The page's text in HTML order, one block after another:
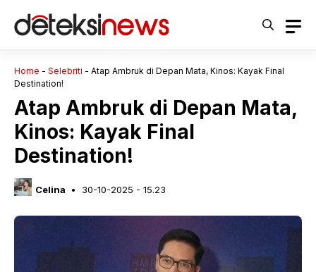
Home - Selebriti - Atap Ambruk di Depan Mata, Kinos: Kayak Final
Destination!
Atap Ambruk di Depan Mata,
Kinos: Kayak Final
Destination!
Celina 30-10-2025 - 15.23